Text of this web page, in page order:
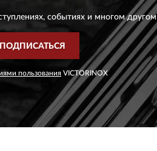
событиях и многом другом
ПОДПИСАТЬСЯ
пользования VICTORINOX